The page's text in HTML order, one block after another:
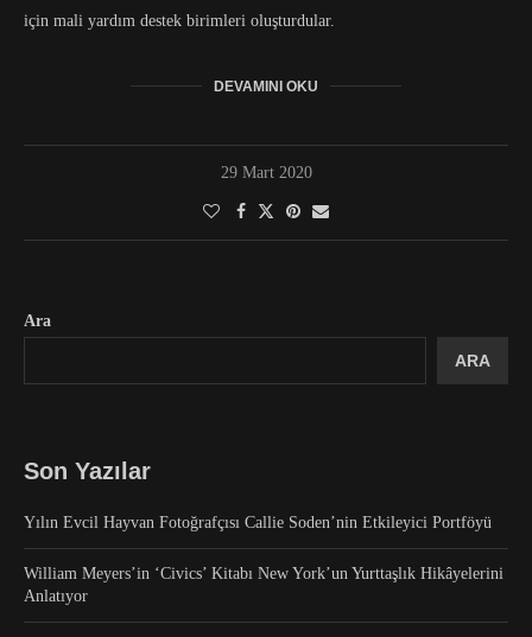
için mali yardım destek birimleri oluşturdular.
DEVAMINI OKU
29 Mart 2020
Ara
ARA
Son Yazılar
Yılın Evcil Hayvan Fotoğrafçısı Callie Soden’nin Etkileyici Portföyü
William Meyers’in ‘Civics’ Kitabı New York’un Yurttaşlık Hikâyelerini
Anlatıyor